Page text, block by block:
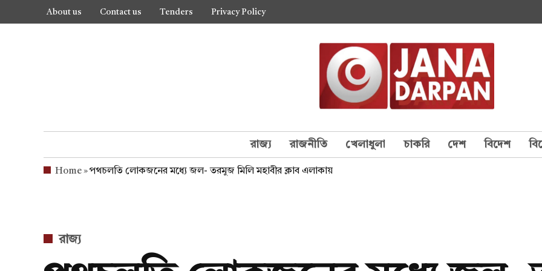
About us Contact us Tenders Privacy Policy
রাজ্য রাজনীতি খেলাধুলা চাকরি দেশ বিদেশ
Home»পথচলতি লোকজনের মধ্যে জল- তরমুজ মিলি মহাবীর ক্লাব এলাকায়
POSTED
রাজ্য